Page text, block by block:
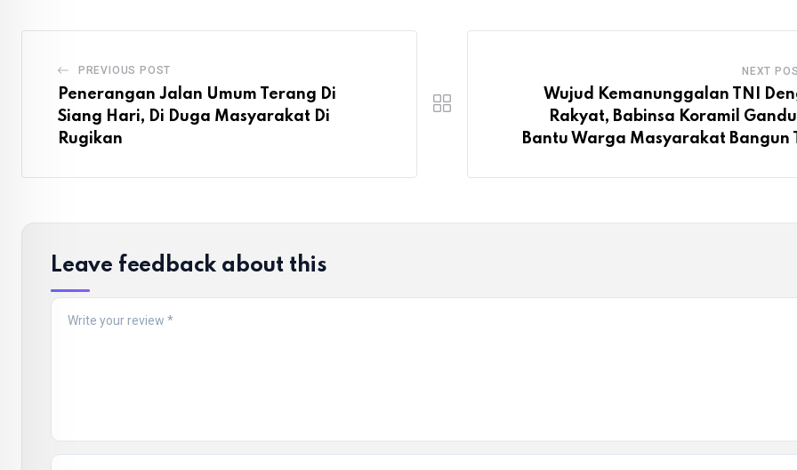
PREVIOUS POST
Penerangan Jalan Umum Terang Di
Siang Hari, Di Duga Masyarakat Di
Rugikan
NEXT
Wujud Kemanunggalan TNI
Rakyat, Babinsa Koramil
Bantu Warga Masyarakat Bangun
Leave feedback about this